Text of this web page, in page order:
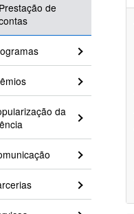
Prestação de
da